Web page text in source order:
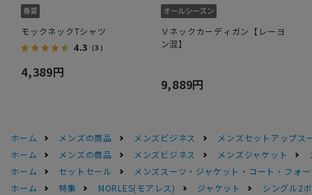
モックネックTシャツ
4.3 （3）
4,389円
Ｖネックカーディガン【レーヨ
ン混】
9,889円
ホーム メンズの商品 メンズビジネス
メンズセットアップス
ホーム
メンズの商品 メンズビジネス メンズジャケット
ホーム
セットセール
メンズスーツ・ジャケット・コート・フォ
ホーム
特集 MORLES(モアレス) ジャケット
シングル2